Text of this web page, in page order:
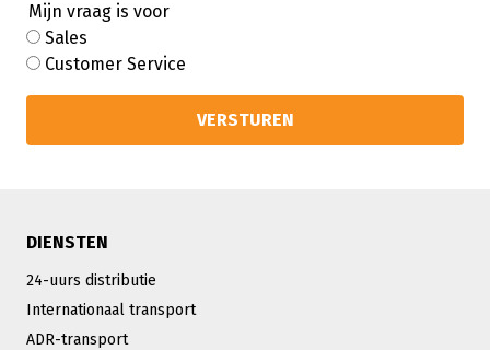
Mijn vraag is voor
Sales
Customer Service
DIENSTEN
24-uurs distributie
Internationaal transport
ADR-transport